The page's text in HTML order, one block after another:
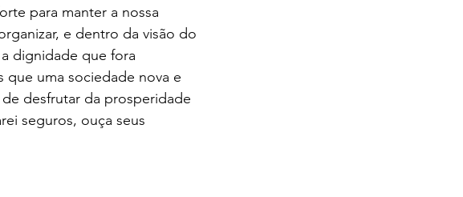
para manter a nossa
e dentro da visão do
dignidade que fora
que uma sociedade nova e
desfrutar da prosperidade
seguros, ouça seus